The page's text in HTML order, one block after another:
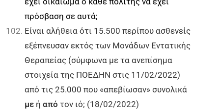
πρόσβαση σε αυτά;
Είναι αλήθεια ότι 15.500 περίπου ασθενείς
εξέπνευσαν εκτός των Μονάδων Εντατικής
Θεραπείας (σύμφωνα με τα ανεπίσημα
στοιχεία της ΠΟΕΔΗΝ στις 11/02/2022)
από τις 25.000 που «απεβίωσαν» συνολικά
με ή από τον ιό; (18/02/2022)